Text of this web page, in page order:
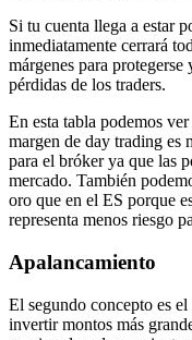
Si tu cuenta llega a estar
inmediatamente cerrará
márgenes para
pérdidas de los traders.
En esta tabla podemos
margen de day trading es
para el bróker ya que las
mercado. También
oro que en el ES porque
representa menos riesgo
Apalancamiento
El segundo concepto es
invertir montos más